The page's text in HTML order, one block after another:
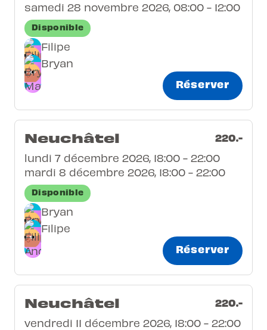
samedi 28 novembre 2026, 08:00 - 12:00
Disponible
Filipe
Bryan
Réserver
Neuchâtel 220.-
lundi 7 décembre 2026, 18:00 - 22:00
mardi 8 décembre 2026, 18:00 - 22:00
Disponible
Bryan
Filipe
Réserver
Neuchâtel 220.-
vendredi 11 décembre 2026, 18:00 - 22:00